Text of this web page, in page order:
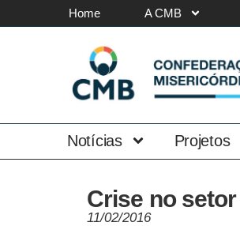
Home A CMB
Notícias Projetos
Crise no
11/02/2016